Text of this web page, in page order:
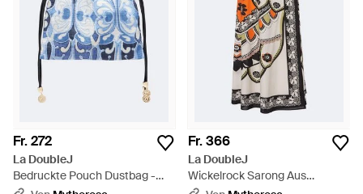
Fr. 272
La DoubleJ
Bedruckte Pouch Dustbag -
Fr. 366
La DoubleJ
Wickelrock Sarong Aus